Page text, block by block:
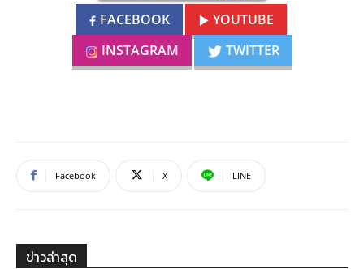
FACEBOOK
YOUTUBE
INSTAGRAM
TWITTER
Facebook X LINE
ข่าวล่าสุด